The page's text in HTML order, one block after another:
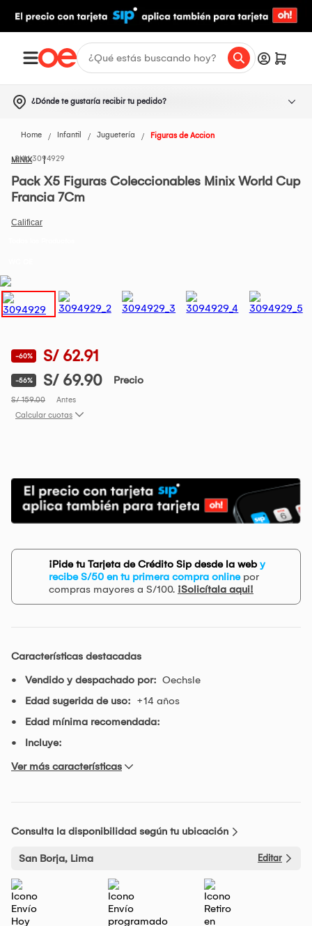
¿Dónde te gustaría recibir tu pedido?
Home Infantil Juguetería Figuras de Accion
MINIX3094929
Pack X5 Figuras Coleccionables Minix World Cup
Francia 7Cm
-60% S/ 62.91
-56% S/ 69.90 Precio
S/ 159.00
Antes
Calcular cuotas
¡Pide tu Tarjeta de Crédito Sip desde la web y
recibe S/50 en tu primera compra onlinepor
compras mayores a S/100. ¡Solicítala aqui!
Características destacadas
Vendido y despachado por: Oechsle
Edad sugerida de uso: +14 años
Edad mínima recomendada:
Incluye:
Ver más características
Consulta la disponibilidad según tu ubicación
San Borja, Lima Editar